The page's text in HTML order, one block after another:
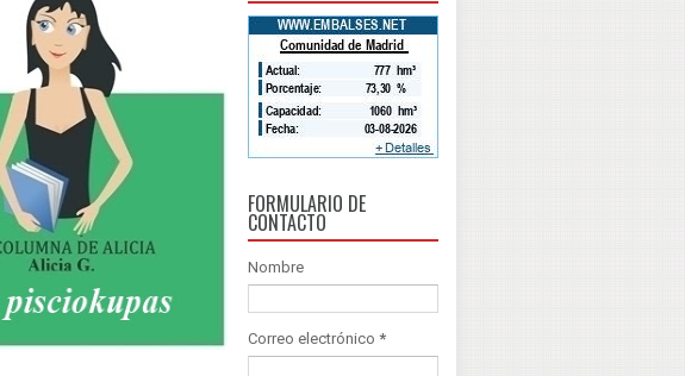
FORMULARIO DE
CONTACTO
Nombre
Correo electrónico *